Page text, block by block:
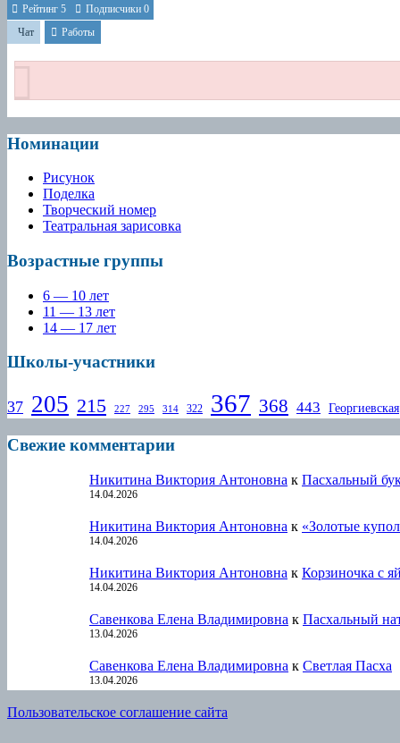
Рейтинг 5 Подписчики 0
Чат
Работы
Номинации
Рисунок
Поделка
Творческий номер
Театральная зарисовка
Возрастные группы
6 — 10 лет
11 — 13 лет
14 — 17 лет
Школы-участники
37 205 215 227 295 314 322 367 368 443 Георгиевская
Свежие комментарии
Никитина Виктория Антоновна к Пасхальный
14.04.2026
Никитина Виктория Антоновна к «Золотые
14.04.2026
Никитина Виктория Антоновна к Корзиночка с
14.04.2026
Савенкова Елена Владимировна к Пасхальный
13.04.2026
Савенкова Елена Владимировна к Светлая Пасха
13.04.2026
Пользовательское соглашение сайта